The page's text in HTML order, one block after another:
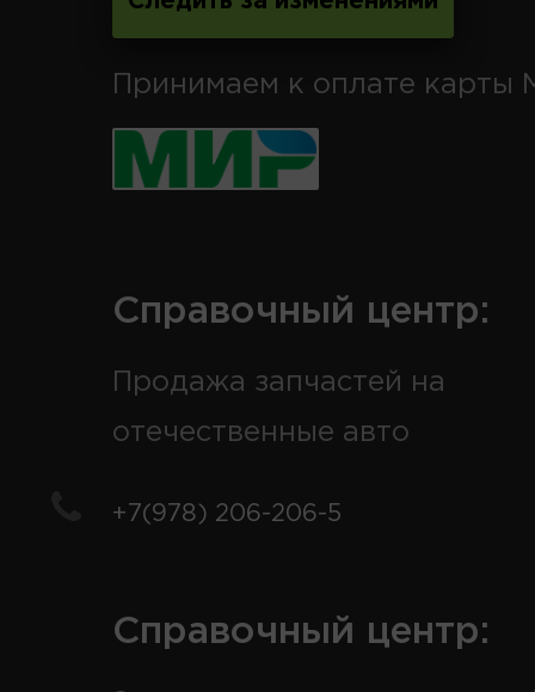
Принимаем к оплате карты
Справочный центр:
Продажа запчастей на
отечественные авто
+7(978) 206-206-5
Справочный центр: